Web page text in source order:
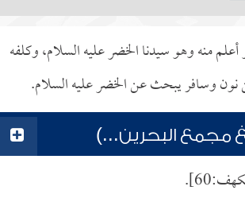
منه وهو سيدنا الخضر عليه السلام، وكلفه
نون وسافر يبحث عن الخضر عليه السلام.
مجمع البحرين...)